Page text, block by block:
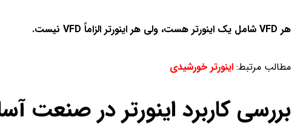
هر VFD شامل یک اینورتر هست، ولی هر اینورتر الزاماً VFD نیست.
مطالب مرتبط: اینورتر خورشیدی
بررسی کاربرد اینورتر در صنعت